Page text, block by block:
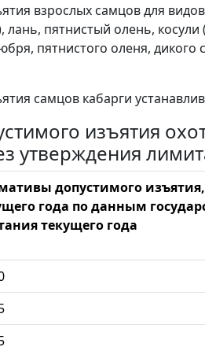
взрослых самцов для
лань, пятнистый олень,
пятнистого оленя, дикого
самцов кабарги
изъятия
утверждения
допустимого изъятия,
года по данным
текущего года